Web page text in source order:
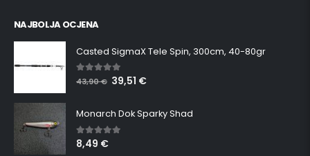
NAJBOLJA OCJENA
Casted SigmaX Tele Spin, 300cm, 40-80gr
5.00out of 5
43,90€ 39,51 €
Monarch Dok Sparky Shad
5.00 out of 5
8,49 €